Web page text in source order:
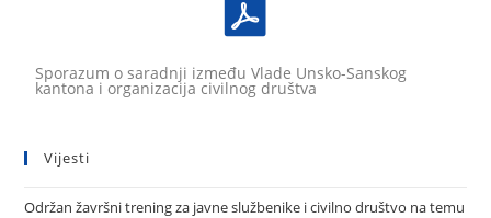
Sporazum o saradnji između Vlade Unsko-Sanskog
kantona i organizacija civilnog društva
Vijesti
Održan žavršni trening za javne službenike i civilno društvo na temu